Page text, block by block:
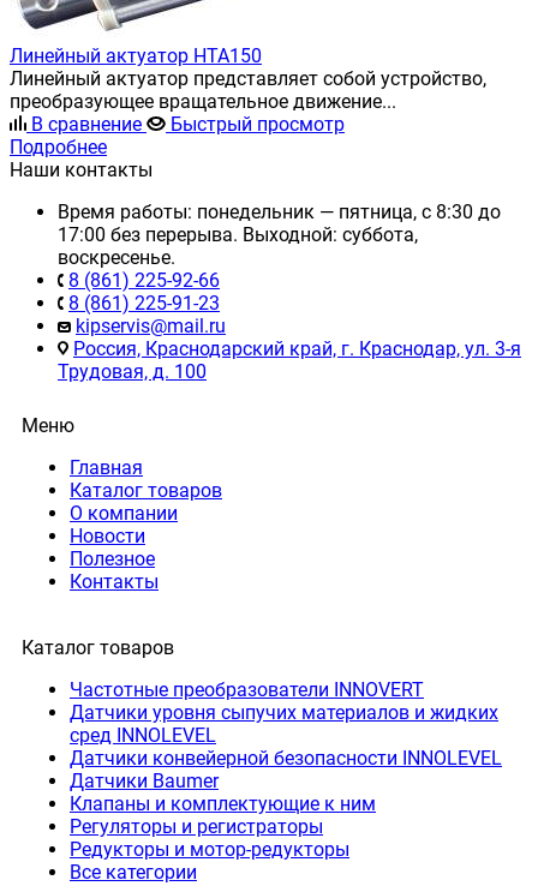
Линейный актуатор HTA150
Линейный актуатор представляет собой устройство,
преобразующее вращательное движение...
В сравнение
Быстрый просмотр
Подробнее
Наши контакты
Время работы: понедельник — пятница, с 8:30 до
17:00 без перерыва. Выходной: суббота,
воскресенье.
8 (861) 225-92-66
8 (861) 225-91-23
kipservis@mail.ru
Россия, Краснодарский край, г. Краснодар, ул. 3-я
Трудовая, д. 100
Меню
Главная
Каталог товаров
О компании
Новости
Полезное
Контакты
Каталог товаров
Частотные преобразователи INNOVERT
Датчики уровня сыпучих материалов и жидких
сред INNOLEVEL
Датчики конвейерной безопасности INNOLEVEL
Датчики Baumer
Клапаны и комплектующие к ним
Регуляторы и регистраторы
Редукторы и мотор-редукторы
Все категории